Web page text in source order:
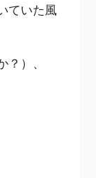
ていた風
）、